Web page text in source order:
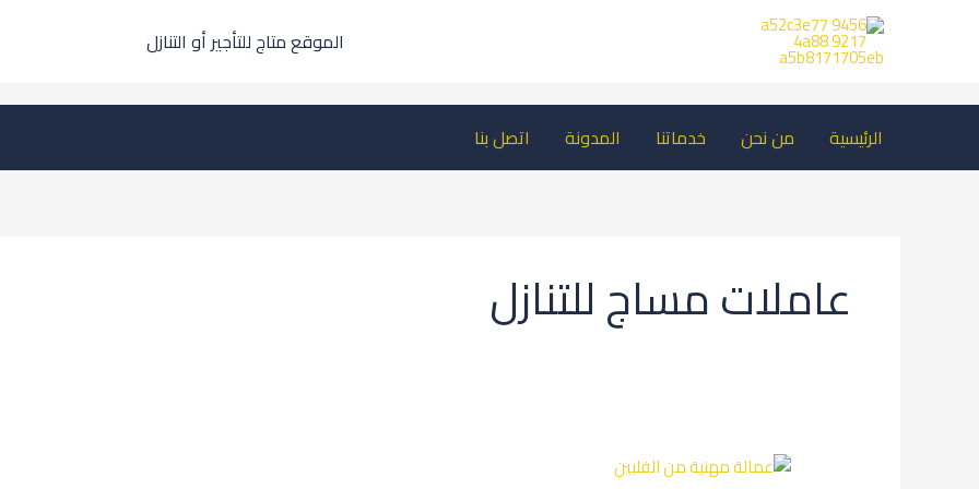
الموقع متاج للتأجير أو التنازل
الرئيسية من نحن خدماتنا المدونة اتصل بنا
عاملات مساج للتنازل
عامل